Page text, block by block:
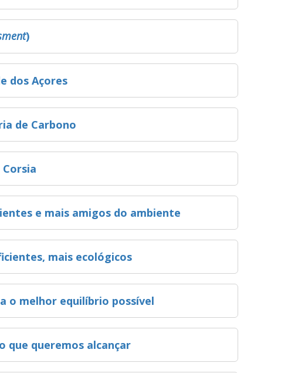
)
dos Açores
de Carbono
e mais amigos do ambiente
mais ecológicos
o melhor equilíbrio possível
que queremos alcançar